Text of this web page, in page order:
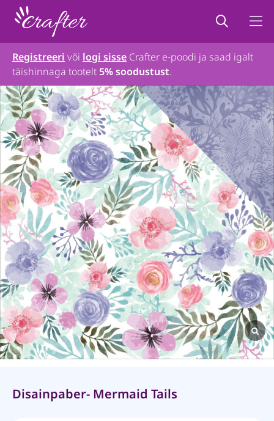
Registreeri või logi sisse Crafter e-poodi ja saad igalt
täishinnaga tootelt5% soodustust.
Disainpaber- Mermaid Tails